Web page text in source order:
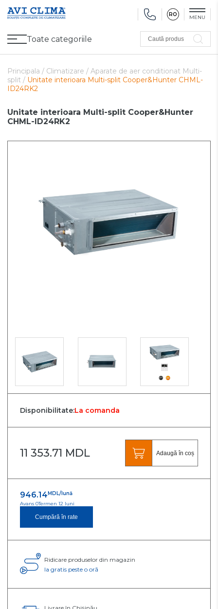
RO MENU
Toate categoriile
Climatizare
Ventilare
Caută produs
Principala / Climatizare / Aparate de aer conditionat Multi-
split / Unitate interioara Multi-split Cooper&Hunter CHML-
ID24RK2
Unitate interioara Multi-split Cooper&Hunter
CHML-ID24RK2
Disponibilitate:La comanda
11 353.71 MDL Adaugă în coș
946.14 MDL/lună
Avans 0Termen 12 luni
Cumpără în rate
Ridicare produselor din magazin
Ia gratis peste o oră